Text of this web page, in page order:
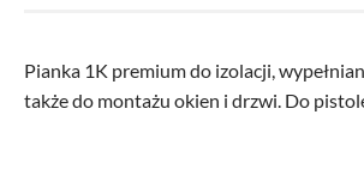
Pianka 1K premium do izolacji,
także do montażu okien i drzwi. Do